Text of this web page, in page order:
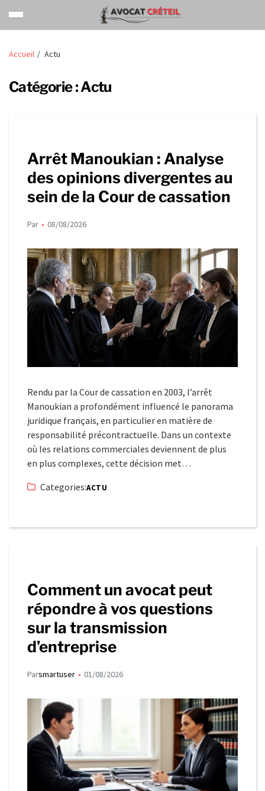
Accueil Actu
Catégorie :Actu
Arrêt Manoukian : Analyse
des opinions divergentes au
sein de la Cour de cassation
Par 08/08/2026
Rendu par la Cour de cassation en 2003, l’arrêt
Manoukian a profondément influencé le panorama
juridique français, en particulier en matière de
responsabilité précontractuelle. Dans un contexte
où les relations commerciales deviennent de plus
en plus complexes, cette décision met…
Categories:ACTU
Comment un avocat peut
répondre à vos questions
sur la transmission
d’entreprise
Parsmartuser 01/08/2026